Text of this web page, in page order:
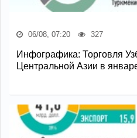
06/08, 07:20 327
Инфографика: Торговля
Центральной Азии в